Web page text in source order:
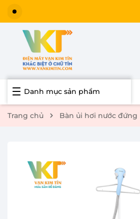
Danh mục sản phẩm
Trang chủ Bàn ủi hơi nước đứng